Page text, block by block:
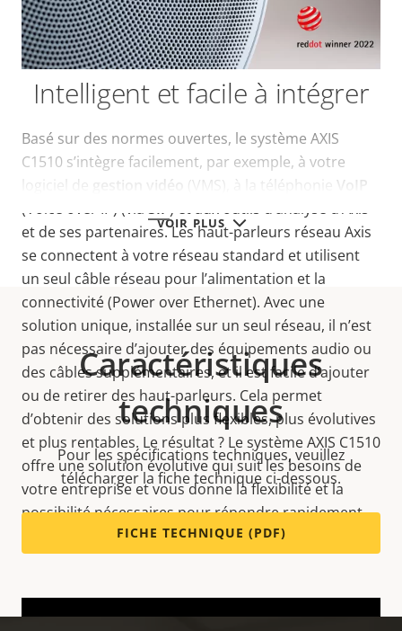
VOIR PLUS
Intelligent et facile à intégrer
Basé sur des normes ouvertes, le système AXIS
C1510 s’intègre facilement, par exemple, à votre
logiciel de
gestion vidéo (VMS), à la téléphonie VoIP
(Voice over IP) (via SIP ) et aux outils d’analyse d’Axis
et de ses partenaires. Les haut-parleurs réseau Axis
se connectent à votre réseau standard et utilisent
un seul câble réseau pour l’alimentation et la
connectivité (Power over Ethernet). Avec une
solution unique, installée sur un seul réseau, il n’est
pas nécessaire d’ajouter des équipements audio ou
des câbles supplémentaires, et il est facile d’ajouter
ou de retirer des haut-parleurs. Cela permet
d’obtenir des solutions plus flexibles, plus évolutives
et plus rentables. Le résultat ? Le système AXIS C1510
offre une solution évolutive qui suit les besoins de
votre entreprise et vous donne la flexibilité et la
possibilité nécessaires pour répondre rapidement
aux changements futurs.
Caractéristiques
techniques
Pour les spécifications techniques, veuillez
télécharger la fiche technique ci-dessous.
FICHE TECHNIQUE (PDF)